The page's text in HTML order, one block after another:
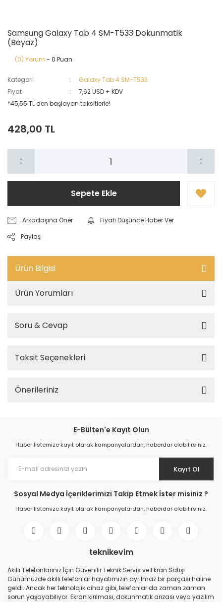
Samsung Galaxy Tab 4 SM-T533 Dokunmatik
(Beyaz)
(0) Yorum - 0 Puan
Kategori
Galaxy Tab 4 SM-T533
Fiyat
7,62 USD + KDV
*45,55 TL den başlayan taksitlerle!
428,00 TL
Sepete Ekle
Arkadaşına Öner
Fiyatı Düşünce Haber Ver
Paylaş
Ürün Bilgisi
Ürün Yorumları
Soru & Cevap
Taksit Seçenekleri
Önerileriniz
E-Bülten'e Kayıt Olun
Haber listemize kayıt olarak kampanyalardan, haberdar olabilirsiniz.
Kayıt Ol
Sosyal Medya İçeriklerimizi Takip Etmek İster misiniz ?
Haber listemize kayıt olarak kampanyalardan, haberdar olabilirsiniz.
teknikevim
Akıllı Telefonlarınız İçin Güvenilir Teknik Servis ve Ekran Satışı
Günümüzde akıllı telefonlar hayatımızın ayrılmaz bir parçası haline
geldi. Ancak her teknolojik cihaz gibi, telefonlar da zaman zaman
sorun yaşayabiliyor. Ekran kırılması, dokunmatik arızası veya yazılım